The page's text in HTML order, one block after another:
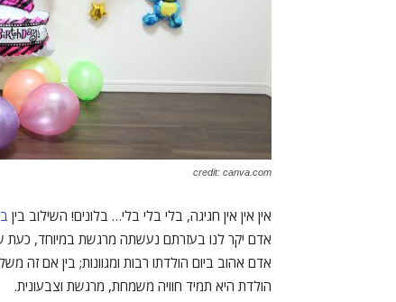
credit: canva.com
אין אין אין חגיגה, בלי בלי בלי… בלונים! השילוב בין
אדם יקר לנו בעזרתם נעשתה מרגשת במיוחד, כעת
אדם אהוב ביום הולדתו רבות ומגוונות; בין אם זה
הולדת היא תמיד חוויה משמחת, מרגשת וצבעונית.